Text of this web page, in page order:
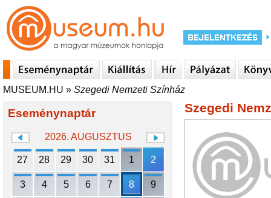
MUSEUM.HU » Szegedi Nemzeti Színház
Eseménynaptár
2026. AUGUSZTUS
27 28 29 30 31 1 2
3 4 5 6 7 8 9
Szegedi